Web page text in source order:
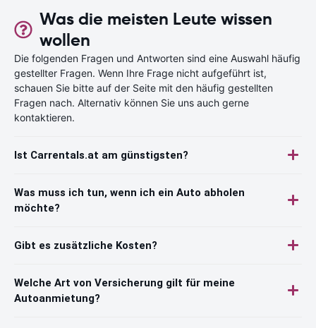
Was die meisten Leute wissen
wollen
Die folgenden Fragen und Antworten sind eine Auswahl häufig
gestellter Fragen. Wenn Ihre Frage nicht aufgeführt ist,
schauen Sie bitte auf der Seite mit den häufig gestellten
Fragen nach. Alternativ können Sie uns auch gerne
kontaktieren.
Ist Carrentals.at am günstigsten?
Was muss ich tun, wenn ich ein Auto abholen
möchte?
Gibt es zusätzliche Kosten?
Welche Art von Versicherung gilt für meine
Autoanmietung?